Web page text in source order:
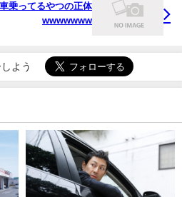
乗ってるやつの正体
wwwwwww
よう